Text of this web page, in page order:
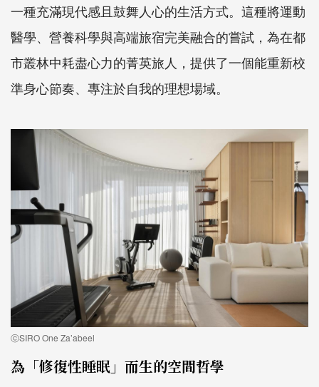
一種充滿現代感且鼓舞人心的生活方式。這種將運動
醫學、營養科學與高端旅宿完美融合的嘗試，為在都
市叢林中耗盡心力的菁英旅人，提供了一個能重新校
準身心節奏、專注於自我的理想場域。
ⓒSIRO One Za’abeel
為「修復性睡眠」而生的空間哲學